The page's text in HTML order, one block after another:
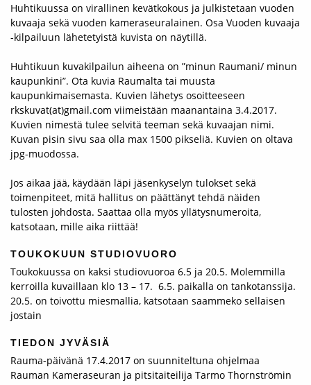
Huhtikuussa on virallinen kevätkokous ja julkistetaan vuoden
kuvaaja sekä vuoden kameraseuralainen. Osa Vuoden kuvaaja
-kilpailuun lähetetyistä kuvista on näytillä.
Huhtikuun kuvakilpailun aiheena on ”minun Raumani/ minun
kaupunkini”. Ota kuvia Raumalta tai muusta
kaupunkimaisemasta. Kuvien lähetys osoitteeseen
rkskuvat(at)gmail.com viimeistään maanantaina 3.4.2017.
Kuvien nimestä tulee selvitä teeman sekä kuvaajan nimi.
Kuvan pisin sivu saa olla max 1500 pikseliä. Kuvien on oltava
jpg-muodossa.
Jos aikaa jää, käydään läpi jäsenkyselyn tulokset sekä
toimenpiteet, mitä hallitus on päättänyt tehdä näiden
tulosten johdosta. Saattaa olla myös yllätysnumeroita,
katsotaan, mille aika riittää!
TOUKOKUUN STUDIOVUORO
Toukokuussa on kaksi studiovuoroa 6.5 ja 20.5. Molemmilla
kerroilla kuvaillaan klo 13 – 17. 6.5. paikalla on tankotanssija.
20.5. on toivottu miesmallia, katsotaan saammeko sellaisen
jostain
TIEDON JYVÄSIÄ
Rauma-päivänä 17.4.2017 on suunniteltuna ohjelmaa
Rauman Kameraseuran ja pitsitaiteilija Tarmo Thornströmin